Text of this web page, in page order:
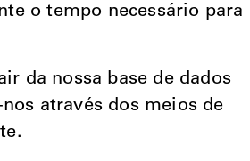
o tempo necessário para
da nossa base de dados
através dos meios de